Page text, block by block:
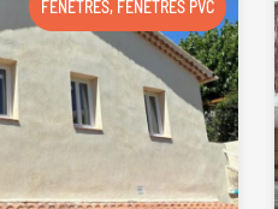
FENÊTRES, FENÊTRES PVC